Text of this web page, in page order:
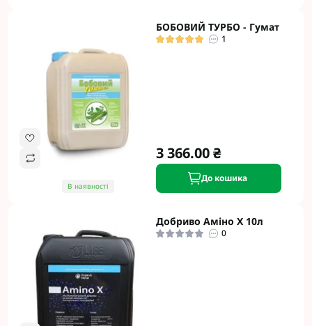
В наявності
БОБОВИЙ ТУРБО - Гумат
1
3 366.00 ₴
До кошика
Добриво Аміно Х 10л
0